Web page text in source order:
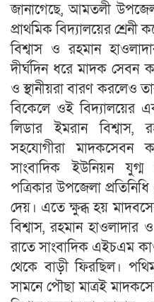
জানাগেছে, আমতলী
প্রাথমিক বিদ্যালয়ের শ্রেনী
বিশ্বাস ও রহমান
দীর্ঘদিন ধরে মাদক সেবন
ও স্থানীয়রা বারণ করলেও
বিকেলে ওই বিদ্যালয়ের
লিডার ইমরান বিশ্বাস,
সহযোগীরা
সাংবাদিক ইউনিয়ন
পত্রিকার উপজেলা
দেয়। এতে ক্ষুব্ধ হয়
বিশ্বাস, রহমান
রাতে সাংবাদিক এইচএম
থেকে বাড়ী ফিরছিল।
সামনে পৌছা মাত্রই